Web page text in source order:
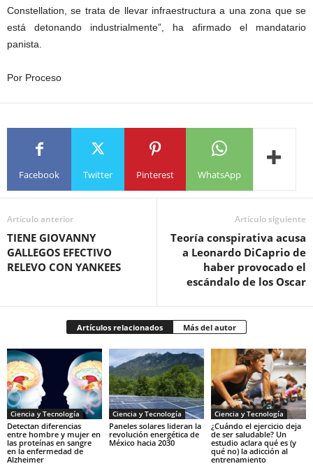
Constellation, se trata de llevar infraestructura a una zona que se
está detonando industrialmente”, ha afirmado el mandatario
panista.
Por Proceso
Facebook Twitter Pinterest WhatsApp
Artículo anterior
TIENE GIOVANNY
GALLEGOS EFECTIVO
RELEVO CON YANKEES
Artículo siguiente
Teoría conspirativa acusa
a Leonardo DiCaprio de
haber provocado el
escándalo de los Oscar
Artículos relacionados Más del autor
Ciencia y Tecnología
Detectan diferencias
entre hombre y mujer en
las proteínas en sangre
en la enfermedad de
Alzheimer
Ciencia y Tecnología
Paneles solares lideran la
revolución energética de
México hacia 2030
Ciencia y Tecnología
¿Cuándo el ejercicio deja
de ser saludable? Un
estudio aclara qué es (y
qué no) la adicción al
entrenamiento